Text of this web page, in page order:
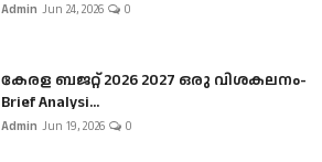
Admin Jun 24, 2026 0
കേരള ബജറ്റ് 2026 2027 ഒരു വിശകലനം-
Brief Analysi...
Admin Jun 19, 2026 0